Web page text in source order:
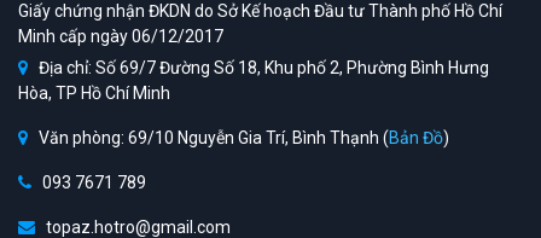
Giấy chứng nhận ĐKDN do Sở Kế hoạch Đầu tư Thành phố Hồ Chí
Minh cấp ngày 06/12/2017
Địa chỉ: Số 69/7 Đường Số 18, Khu phố 2, Phường Bình Hưng
Hòa, TP Hồ Chí Minh
Văn phòng: 69/10 Nguyễn Gia Trí, Bình Thạnh (Bản Đồ)
093 7671 789
topaz.hotro@gmail.com